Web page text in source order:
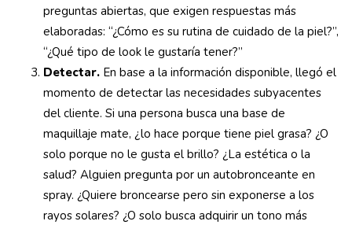
preguntas abiertas, que exigen respuestas más
elaboradas: “¿Cómo es su rutina de cuidado de la piel?”,
“¿Qué tipo de look le gustaría tener?”
Detectar. En base a la información disponible, llegó el
momento de detectar las necesidades subyacentes
del cliente. Si una persona busca una base de
maquillaje mate, ¿lo hace porque tiene piel grasa? ¿O
solo porque no le gusta el brillo? ¿La estética o la
salud? Alguien pregunta por un autobronceante en
spray. ¿Quiere broncearse pero sin exponerse a los
rayos solares? ¿O solo busca adquirir un tono más